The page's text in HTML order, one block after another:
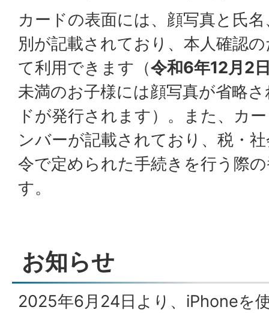
カードの表面には、顔写真と氏
別が記載されており、本人確認
て利用できます（令和6年12月2
未満のお子様には顔写真が省略
ドが発行されます）。また、カ
ンバーが記載されており、税・
令で定められた手続きを行う際
す。
お知らせ
2025年6月24日より、iPhoneを